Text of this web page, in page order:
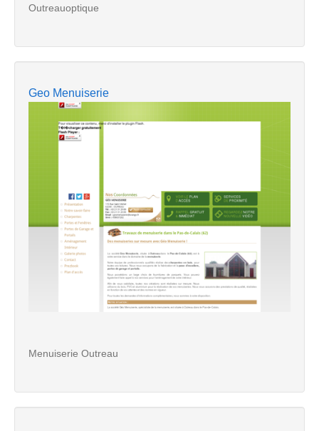
Outreauoptique
Geo Menuiserie
Menuiserie Outreau